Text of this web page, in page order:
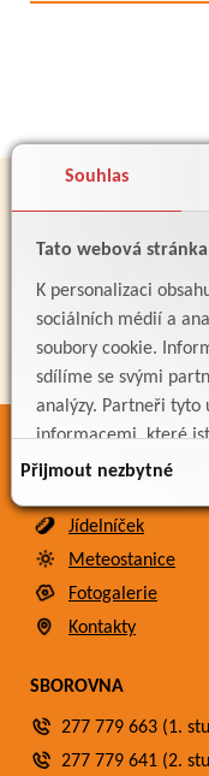
Souhlas
Tato webová
K personalizaci
sociálních médií a
soubory cookie.
sdílíme se svými
analýzy. Partneři tyto
informacemi, které
důsledku toho, že
Přijmout nezbytné
Jídelníček
Meteostanice
Fotogalerie
Kontakty
SBOROVNA
277 779 663 (1.
277 779 641 (2.